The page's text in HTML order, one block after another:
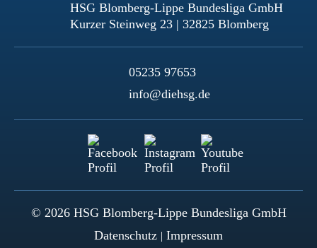
HSG Blomberg-Lippe Bundesliga GmbH
Kurzer Steinweg 23 | 32825 Blomberg
05235 97653
info@diehsg.de
© 2026 HSG Blomberg-Lippe Bundesliga GmbH
Datenschutz
Impressum